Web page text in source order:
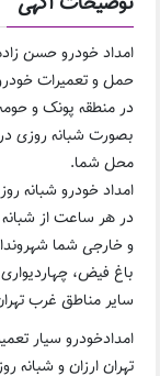
امداد خودرو حسن
حمل و تعمیرات
در منطقه پونک و
بصورت شبانه روزی
محل شما.
امداد خودرو شبانه
در هر ساعت از شبانه
و خارجی شما
باغ فیض،
سایر مناطق غرب
امدادخودرو سیار